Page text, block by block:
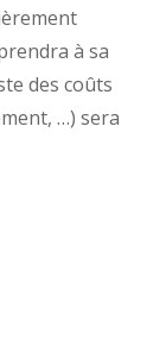
à sa
des coûts
…) sera